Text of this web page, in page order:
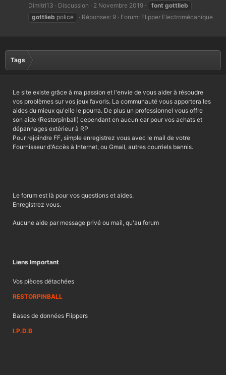
Dimitri13 Discussion 2 Novembre 2019 font gottlieb
gottlieb police Réponses: 9 Forum: Flipper Electromécanique
Tags
Le site existe grâce à ma passion et l'envie de vous aider à résoudre
vos problèmes sur vos jeux favoris. La communauté vous apportera les
aides du mieux qu'elle le pourra. De plus un professionnel vous offre
son aide (Restorpinball) cependant en aucun car pour vos achats et
dépannages extérieur à RP
Pour rejoindre FF, simple enregistrez vous avec le mail de votre
Fournisseur d'Accès à Internet, ou Gmail, autres courriels bannis.
Le forum est là pour vos questions et aides.
Enregistrez vous.
Aucune aide par message privé ou mail, qu'au forum
Liens Important
Vos pièces détachées
RESTORPINBALL
Bases de données Flippers
I.P.D.B